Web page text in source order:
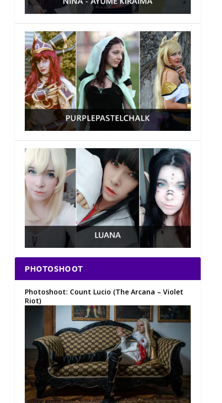
PHOTOSHOOT
Photoshoot: Count Lucio (The Arcana – Violet
Riot)